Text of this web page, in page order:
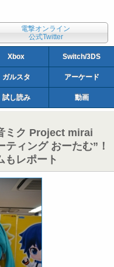
電撃オンライン
公式Twitter
Xbox Switch/3DS
ガルスタ アーケード
試し読み 動画
ミク Project mirai
ィング おーたむ”！
もレポート